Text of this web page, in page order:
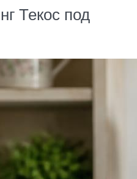
Текос под